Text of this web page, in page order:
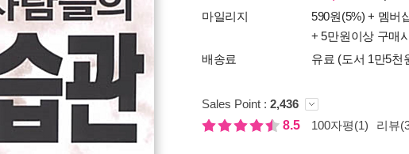
마일리지
590원(5%) + 멤버
+ 5만원이상 구매
배송료
유료 (도서 1만5천
Sales Point : 2,436
8.5
100자평(1) 리뷰